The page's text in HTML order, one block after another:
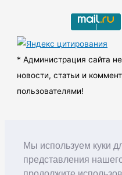
Мы используем куки
представления
ы
* Администрация сайта
новости, статьи и
пользователями!